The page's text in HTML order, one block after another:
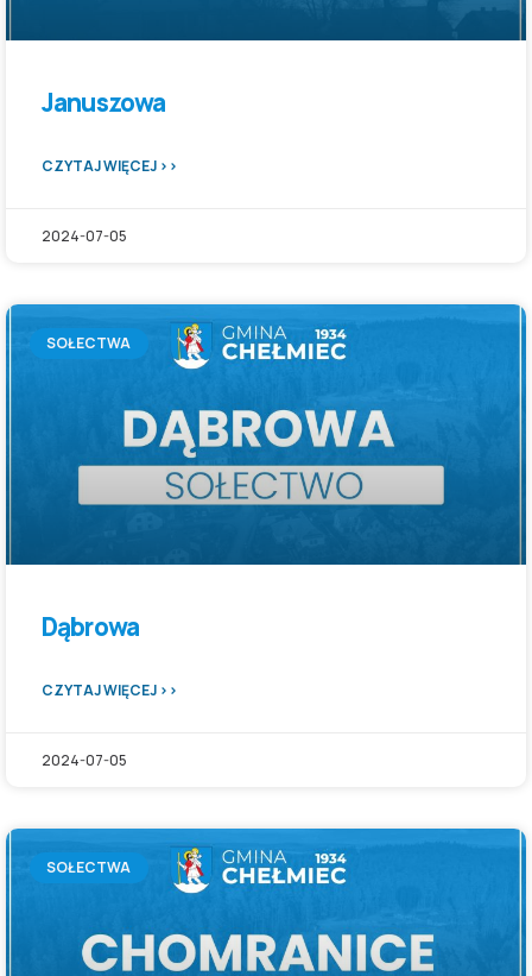
Januszowa
CZYTAJ WIĘCEJ >>
2024-07-05
SOŁECTWA
Dąbrowa
CZYTAJ WIĘCEJ >>
2024-07-05
SOŁECTWA